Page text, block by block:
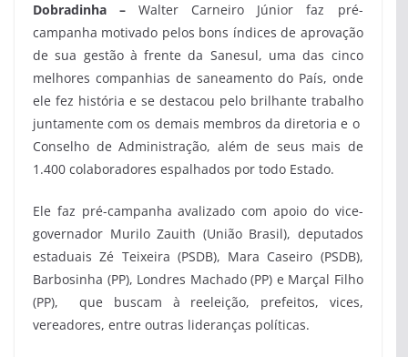
Dobradinha –Walter Carneiro Júnior faz pré-
campanha motivado pelos bons índices de aprovação
de sua gestão à frente da Sanesul, uma das cinco
melhores companhias de saneamento do País, onde
ele fez história e se destacou pelo brilhante trabalho
juntamente com os demais membros da diretoria e o
Conselho de Administração, além de seus mais de
1.400 colaboradores espalhados por todo Estado.
Ele faz pré-campanha avalizado com apoio do vice-
governador Murilo Zauith (União Brasil), deputados
estaduais Zé Teixeira (PSDB), Mara Caseiro (PSDB),
Barbosinha (PP), Londres Machado (PP) e Marçal Filho
(PP), que buscam à reeleição, prefeitos, vices,
vereadores, entre outras lideranças políticas.